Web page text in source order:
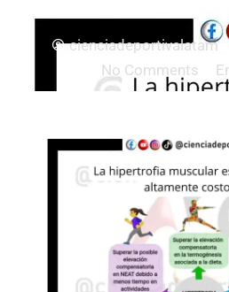
cienciadeportivalatam
No Comments